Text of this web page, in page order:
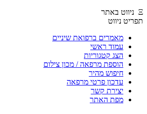
ניווט
מאמרים ברפואת שיניים
עמוד ראשי
הצג קטגוריות
הוספת מרפאה / מכון צילום
חיפוש מהיר
עדכון פרטי מרפאה
יצירת קשר
מפת האתר